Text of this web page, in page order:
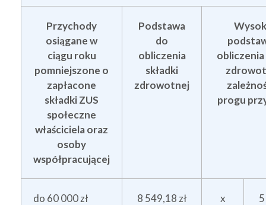
Przychody
osiągane w
ciągu roku
pomniejszone o
zapłacone
składki ZUS
społeczne
właściciela oraz
osoby
współpracującej
Podstawa
do
obliczenia
składki
zdrowotnej
obliczenia
progu
do 60 000 zł 8 549,18 zł
x